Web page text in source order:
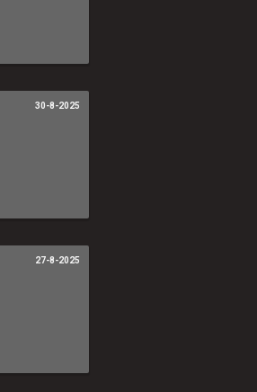
30-8-2025
27-8-2025